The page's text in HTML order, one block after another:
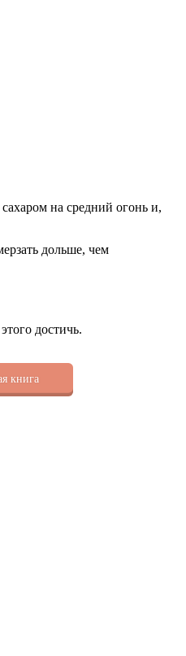
на средний огонь и,
дольше, чем
достичь.
книга